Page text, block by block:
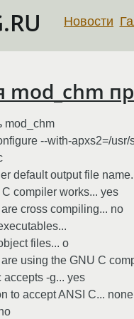
Новости
mod_chm
--with-apxs2=/usr/
default output file
compiler works... yes
cross compiling... no
files... o
using the GNU C
-g... yes
to accept ANSI C...